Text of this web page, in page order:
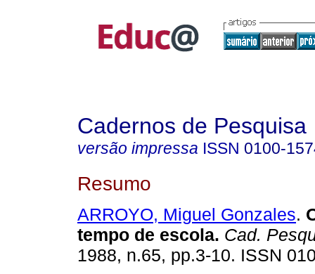
Cadernos de Pesquisa
versão impressa ISSN 0100-
Resumo
ARROYO, Miguel Gonzales.
tempo de escola. Cad.
1988, n.65, pp.3-10. ISSN